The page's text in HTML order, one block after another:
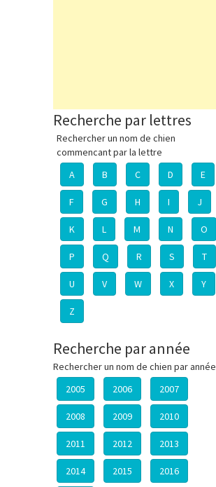
Recherche par lettres
Rechercher un nom de chien
commencant par la lettre
A
B C D E
F G H I J
K L M N O
P Q R S T
U V W X Y
Z
Recherche par année
Rechercher un nom de chien par année
2005
2006 2007
2008 2009 2010
2011 2012 2013
2014 2015 2016